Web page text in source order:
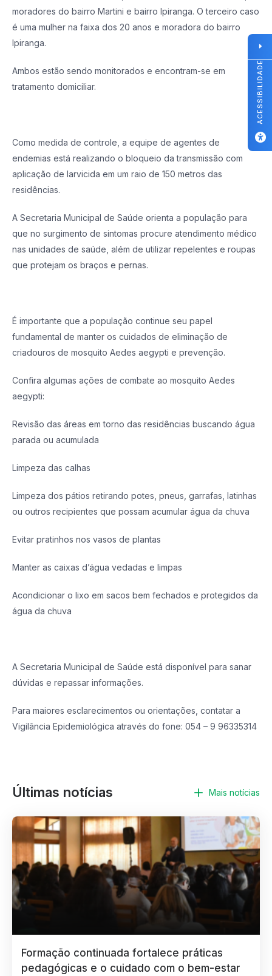
moradores do bairro Martini e bairro Ipiranga. O terceiro caso
é uma mulher na faixa dos 20 anos e moradora do bairro
Ipiranga.
Ambos estão sendo monitorados e encontram-se em
tratamento domiciliar.
Como medida de controle, a equipe de agentes de
endemias está realizando o bloqueio da transmissão com
aplicação de larvicida em um raio de 150 metros das
residências.
A Secretaria Municipal de Saúde orienta a população para
que no surgimento de sintomas procure atendimento médico
nas unidades de saúde, além de utilizar repelentes e roupas
que protejam os braços e pernas.
É importante que a população continue seu papel
fundamental de manter os cuidados de eliminação de
criadouros de mosquito Aedes aegypti e prevenção.
Confira algumas ações de combate ao mosquito Aedes
aegypti:
Revisão das áreas em torno das residências buscando água
parada ou acumulada
Limpeza das calhas
Limpeza dos pátios retirando potes, pneus, garrafas, latinhas
ou outros recipientes que possam acumular água da chuva
Evitar pratinhos nos vasos de plantas
Manter as caixas d’água vedadas e limpas
Acondicionar o lixo em sacos bem fechados e protegidos da
água da chuva
A Secretaria Municipal de Saúde está disponível para sanar
dúvidas e repassar informações.
Para maiores esclarecimentos ou orientações, contatar a
Vigilância Epidemiológica através do fone: 054 – 9 96335314
Últimas notícias Mais notícias
Formação continuada fortalece práticas
pedagógicas e o cuidado com o bem-estar
ACESSIBILIDADE